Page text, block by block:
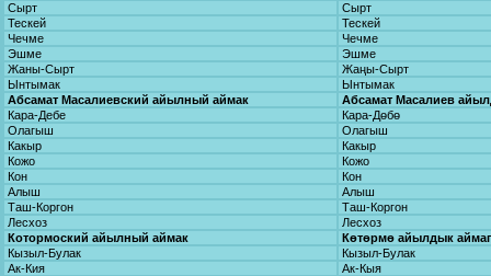
Сырт
Сырт
Тескей
Тескей
Чечме
Чечме
Эшме
Эшме
Жаны-Сырт
Жаңы-Сырт
Ынтымак
Ынтымак
Абсамат Масалиевский айылный аймак
Абсамат Масалиев
Кара-Дебе
Кара-Дөбө
Олагыш
Олагыш
Какыр
Какыр
Кожо
Кожо
Кон
Кон
Алыш
Алыш
Таш-Коргон
Таш-Коргон
Лесхоз
Лесхоз
Котормоский айылный аймак
Көтөрмө айылдык
Кызыл-Булак
Кызыл-Булак
Ак-Кия
Ак-Кыя